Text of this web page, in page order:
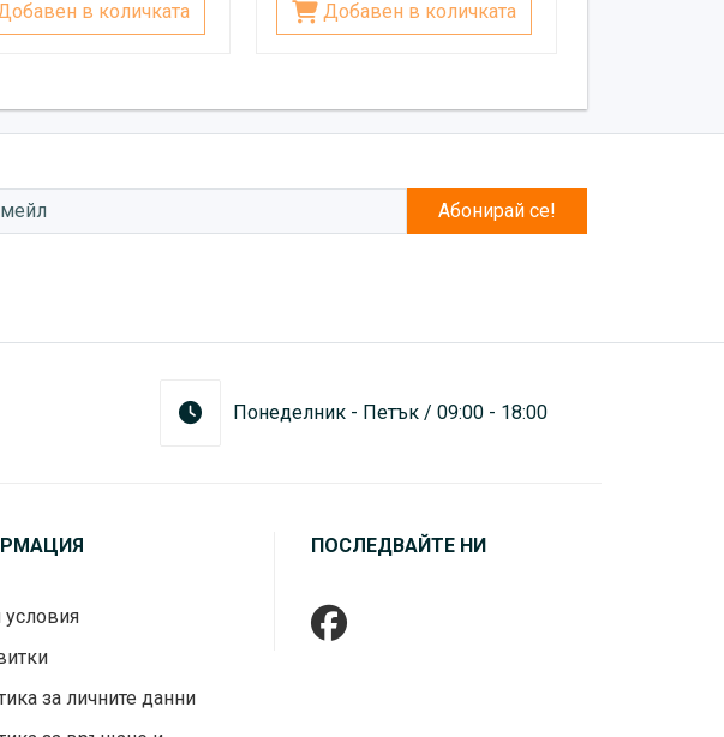
в количката
Добавен в количката
Абонирай се!
Понеделник - Петък / 09:00 - 18:00
за личните данни
ПОСЛЕДВАЙТЕ НИ